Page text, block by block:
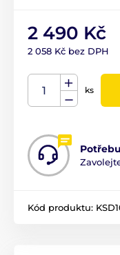
2 490 Kč
2 058 Kč bez DPH
ks
Kód produktu: